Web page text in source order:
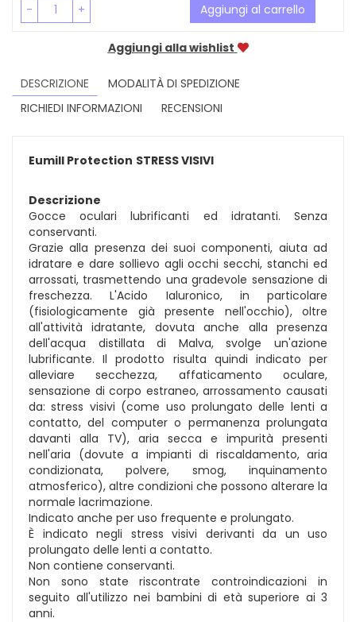
- + Aggiungi al carrello
Aggiungi alla wishlist
DESCRIZIONE
MODALITÀ DI SPEDIZIONE
RICHIEDI INFORMAZIONI
RECENSIONI
Eumill Protection STRESS VISIVI
Descrizione
Gocce oculari lubrificanti ed idratanti. Senza
conservanti.
Grazie alla presenza dei suoi componenti, aiuta ad
idratare e dare sollievo agli occhi secchi, stanchi ed
arrossati, trasmettendo una gradevole sensazione di
freschezza. L'Acido Ialuronico, in particolare
(fisiologicamente già presente nell'occhio), oltre
all'attività idratante, dovuta anche alla presenza
dell'acqua distillata di Malva, svolge un'azione
lubrificante. Il prodotto risulta quindi indicato per
alleviare secchezza, affaticamento oculare,
sensazione di corpo estraneo, arrossamento causati
da: stress visivi (come uso prolungato delle lenti a
contatto, del computer o permanenza prolungata
davanti alla TV), aria secca e impurità presenti
nell'aria (dovute a impianti di riscaldamento, aria
condizionata, polvere, smog, inquinamento
atmosferico), altre condizioni che possono alterare la
normale lacrimazione.
Indicato anche per uso frequente e prolungato.
È indicato negli stress visivi derivanti da un uso
prolungato delle lenti a contatto.
Non contiene conservanti.
Non sono state riscontrate controindicazioni in
seguito all'utilizzo nei bambini di età superiore ai 3
anni.